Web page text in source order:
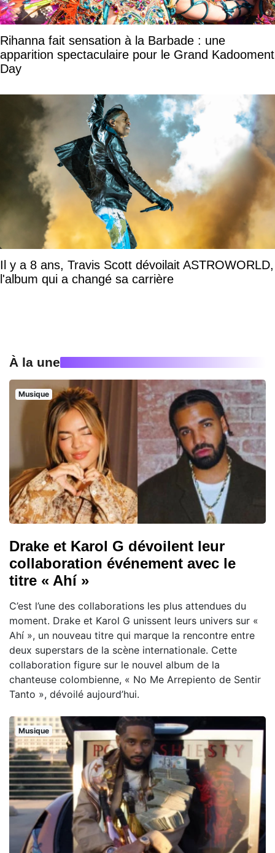
Rihanna fait sensation à la Barbade : une
apparition spectaculaire pour le Grand Kadooment
Day
Il y a 8 ans, Travis Scott dévoilait ASTROWORLD,
l'album qui a changé sa carrière
À la une
Musique
Drake et Karol G dévoilent leur
collaboration événement avec le
titre « Ahí »
C’est l’une des collaborations les plus attendues du
moment. Drake et Karol G unissent leurs univers sur «
Ahí », un nouveau titre qui marque la rencontre entre
deux superstars de la scène internationale. Cette
collaboration figure sur le nouvel album de la
chanteuse colombienne, « No Me Arrepiento de Sentir
Tanto », dévoilé aujourd’hui.
Musique